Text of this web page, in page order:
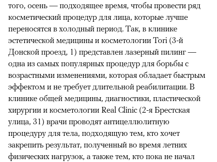
того, осень — подходящее время, чтобы провести ряд
косметический процедур для лица, которые лучше
переносятся в холодный период. Так, в клинике
эстетической медицины и косметологии Tori (3-й
Донской проезд, 1) представлен лазерный пилинг —
одна из самых популярных процедур для борьбы с
возрастными изменениями, которая обладает быстрым
эффектом и не требует длительной реабилитации. В
клинике общей медицины, диагностики, пластической
хирургии и косметологии Real Clinic (2-я Брестская
улица, 31) врачи проводят антицеллюлитную
процедуру для тела, подходящую тем, кто хочет
закрепить результат, полученный во время летних
физических нагрузок, а также тем, кто пока не начал